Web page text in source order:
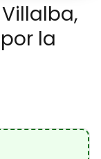
la